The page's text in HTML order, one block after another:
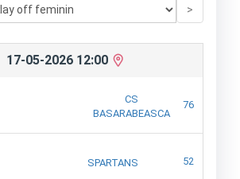
>
17-05-2026 12:00
CS
BASARABEASCA
76
SPARTANS 52